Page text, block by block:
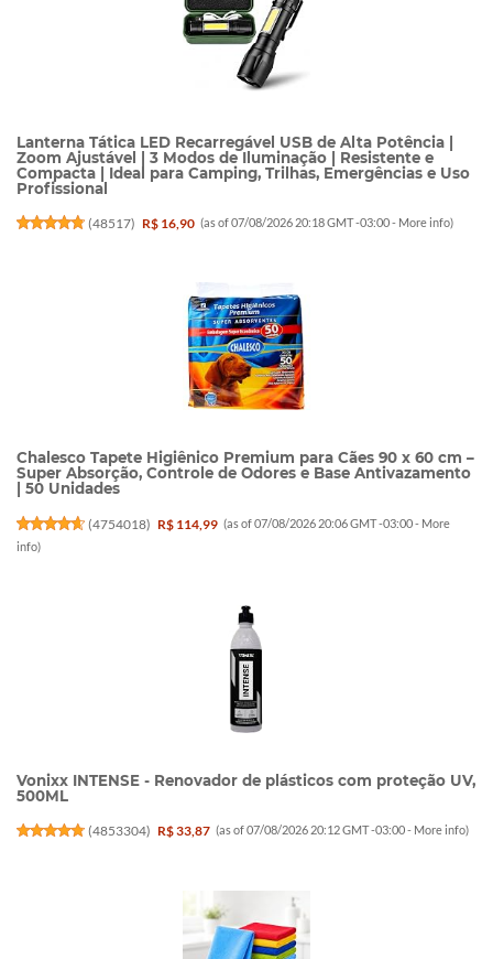
Lanterna Tática LED Recarregável USB de Alta Potência |
Zoom Ajustável | 3 Modos de Iluminação | Resistente e
Compacta | Ideal para Camping, Trilhas, Emergências e Uso
Profissional
(48517) R$ 16,90 (as of 07/08/2026 20:18 GMT -03:00 - More info)
Chalesco Tapete Higiênico Premium para Cães 90 x 60 cm –
Super Absorção, Controle de Odores e Base Antivazamento
| 50 Unidades
(4754018) R$ 114,99 (as of 07/08/2026 20:06 GMT -03:00 - More
info)
Vonixx INTENSE - Renovador de plásticos com proteção UV,
500ML
(4853304) R$ 33,87 (as of 07/08/2026 20:12 GMT -03:00 - More info)